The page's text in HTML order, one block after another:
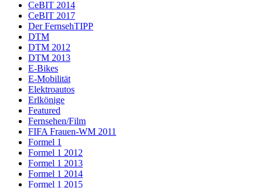
CeBIT 2014
CeBIT 2017
Der FernsehTIPP
DTM
DTM 2012
DTM 2013
E-Bikes
E-Mobilität
Elektroautos
Erlkönige
Featured
Fernsehen/Film
FIFA Frauen-WM 2011
Formel 1
Formel 1 2012
Formel 1 2013
Formel 1 2014
Formel 1 2015